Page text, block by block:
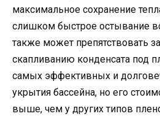
максимальное сохранение
слишком быстрое остывание
также может препятствовать
скапливанию конденсата под
самых эффективных и
укрытия бассейна, но его
выше, чем у других типов